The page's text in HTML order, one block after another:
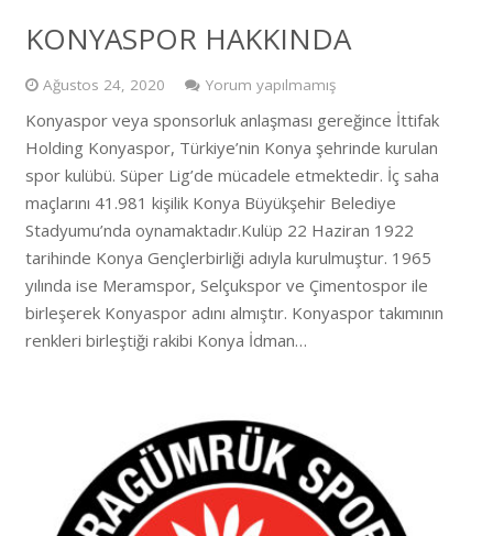
KONYASPOR HAKKINDA
Ağustos 24, 2020 Yorum yapılmamış
Konyaspor veya sponsorluk anlaşması gereğince İttifak
Holding Konyaspor, Türkiye’nin Konya şehrinde kurulan
spor kulübü. Süper Lig’de mücadele etmektedir. İç saha
maçlarını 41.981 kişilik Konya Büyükşehir Belediye
Stadyumu’nda oynamaktadır.Kulüp 22 Haziran 1922
tarihinde Konya Gençlerbirliği adıyla kurulmuştur. 1965
yılında ise Meramspor, Selçukspor ve Çimentospor ile
birleşerek Konyaspor adını almıştır. Konyaspor takımının
renkleri birleştiği rakibi Konya İdman…